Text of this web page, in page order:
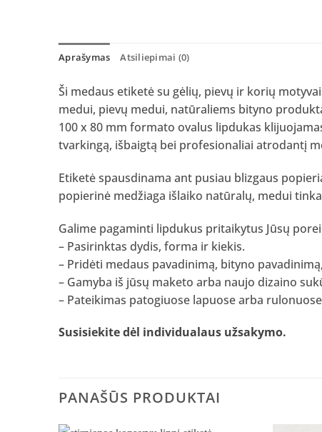
Aprašymas Atsiliepimai (0)
Ši medaus etiketė su gėlių, pievų ir korių
medui, pievų medui, natūraliems bityno
100 x 80 mm formato ovalus lipdukas
tvarkingą, išbaigtą bei profesionaliai atrodantį
Etiketė spausdinama ant pusiau blizgaus
popierinė medžiaga išlaiko natūralų, medui
Galime pagaminti lipdukus pritaikytus Jūsų
– Pasirinktas dydis, forma ir kiekis.
– Pridėti medaus pavadinimą, bityno
– Gamyba iš jūsų maketo arba naujo dizaino
– Pateikimas patogiuose lapuose arba
Susisiekite dėl individualaus užsakymo.
PANAŠŪS PRODUKTAI